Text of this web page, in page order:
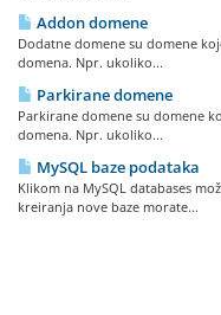
Addon domene
Dodatne domene su domene
domena. Npr. ukoliko...
Parkirane domene
Parkirane domene su domene
domena. Npr. ukoliko...
MySQL baze podataka
Klikom na MySQL databases
kreiranja nove baze morate...